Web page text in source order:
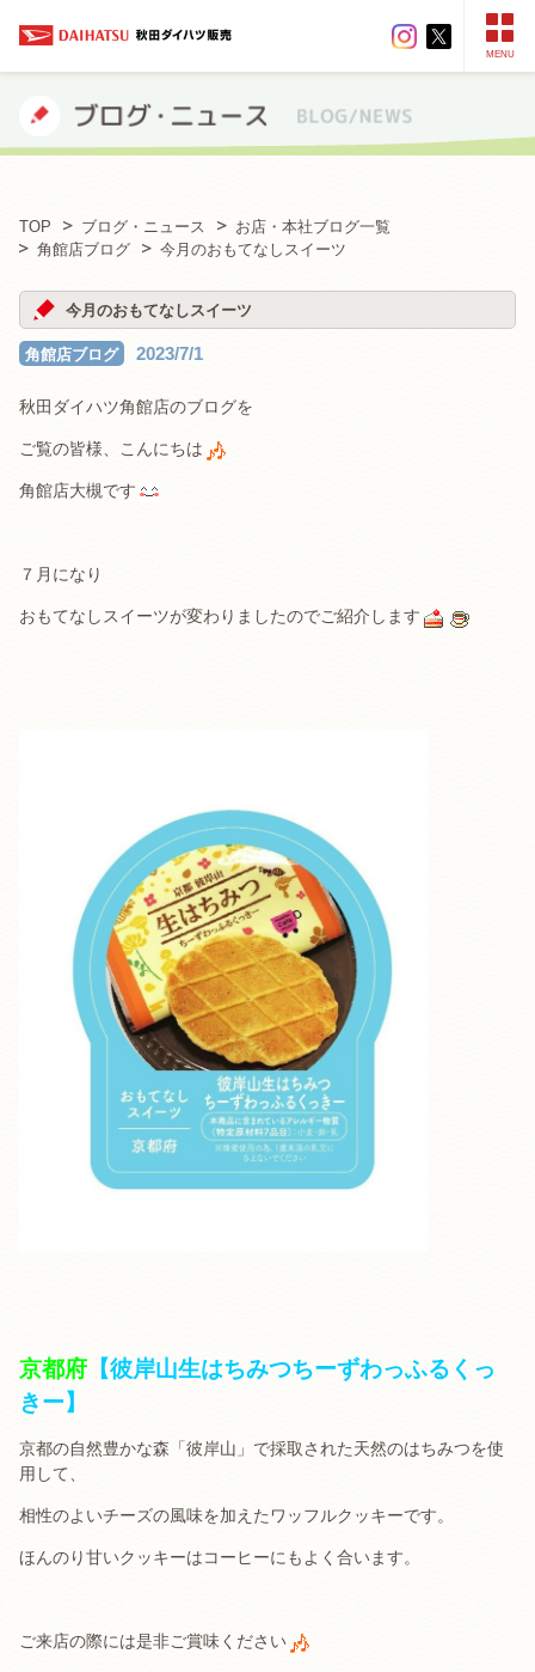
MENU
TOP ブログ・ニュース
お店・本社ブログ一覧
角館店ブログ
今月のおもてなしスイーツ
今月のおもてなしスイーツ
角館店ブログ 2023/7/1
秋田ダイハツ角館店のブログを
ご覧の皆様、こんにちは
角館店大槻です
７月になり
おもてなしスイーツが変わりましたのでご紹介します
京都府 【彼岸山生はちみつちーずわっふるくっ
きー】
京都の自然豊かな森「彼岸山」で採取された天然のはちみつを使
用して、
相性のよいチーズの風味を加えたワッフルクッキーです。
ほんのり甘いクッキーはコーヒーにもよく合います。
ご来店の際には是非ご賞味ください